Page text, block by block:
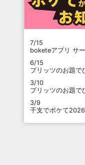
7/15
boketeアプリ サ
6/15
プリッツのお題で
3/10
プリッツのお題で
3/9
干支でボケて